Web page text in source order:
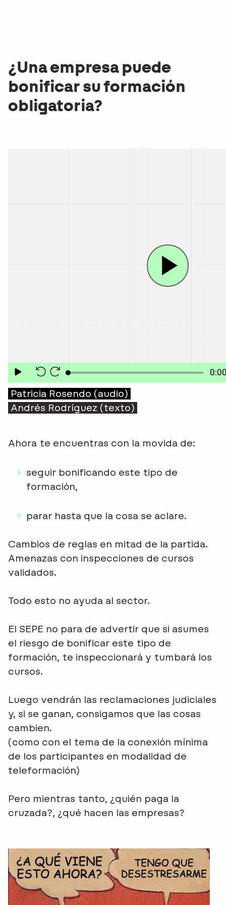
¿Una empresa puede
bonificar su formación
obligatoria?
Patricia Rosendo (audio)
Andrés Rodríguez (texto)
Ahora te encuentras con la movida de:
seguir bonificando este tipo de
formación,
parar hasta que la cosa se aclare.
Cambios de reglas en mitad de la partida.
Amenazas con inspecciones de cursos
validados.
Todo esto no ayuda al sector.
El SEPE no para de advertir que si asumes
el riesgo de bonificar este tipo de
formación, te inspeccionará y tumbará los
cursos.
Luego vendrán las reclamaciones judiciales
y, si se ganan, consigamos que las cosas
cambien.
(como con el tema de la conexión mínima
de los participantes en modalidad de
teleformación)
Pero mientras tanto, ¿quién paga la
cruzada?, ¿qué hacen las empresas?